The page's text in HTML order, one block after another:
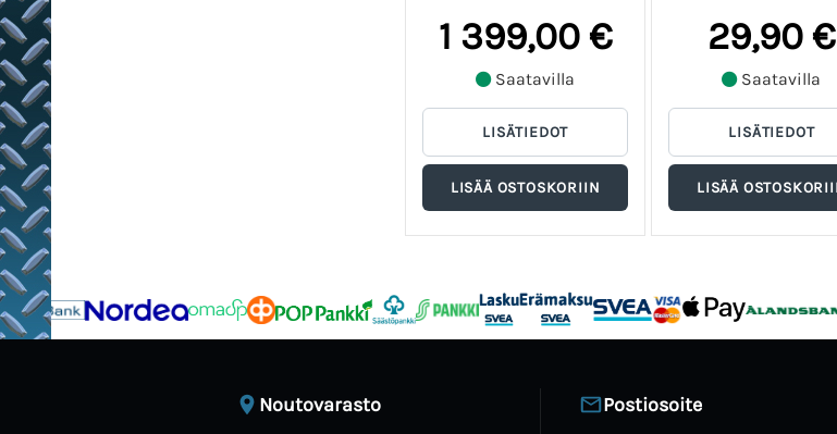
1 399,00 €
Saatavilla
29,90 €
Saatavilla
Noutovarasto Postiosoite